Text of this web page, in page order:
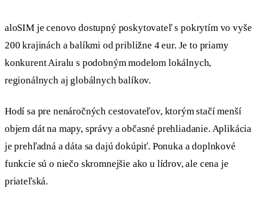
aloSIM je cenovo dostupný poskytovateľ s pokrytím vo vyše
200 krajinách a balíkmi od približne 4 eur. Je to priamy
konkurent Airalu s podobným modelom lokálnych,
regionálnych aj globálnych balíkov.
Hodí sa pre nenáročných cestovateľov, ktorým stačí menší
objem dát na mapy, správy a občasné prehliadanie. Aplikácia
je prehľadná a dáta sa dajú dokúpiť. Ponuka a doplnkové
funkcie sú o niečo skromnejšie ako u lídrov, ale cena je
priateľská.